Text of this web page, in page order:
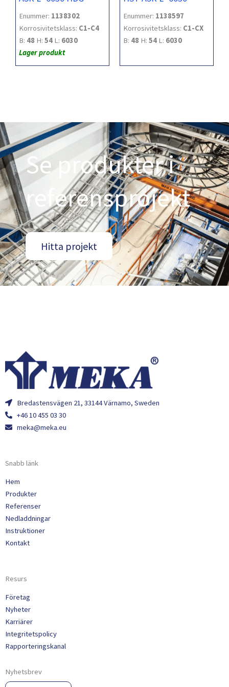
Enummer: 1138302
Korrosivitetsklass: C1-C4
B: 48 H: 54 L: 6030
Lager produkt
Enummer: 1138597
Korrosivitetsklass: C1-CX
B: 48 H: 54 L: 6030
Se produkter i
referensprojekt
Hitta projekt
Bredastensvägen 21, 33144 Värnamo, Sweden
+46 10 455 03 30
meka@meka.eu
Snabb länk
Hem
Produkter
Referenser
Nedladdningar
Instruktioner
Kontakt
Resurs
Företag
Nyheter
Karriärer
Integritetspolicy
Rapporteringskanal
Nyhetsbrev